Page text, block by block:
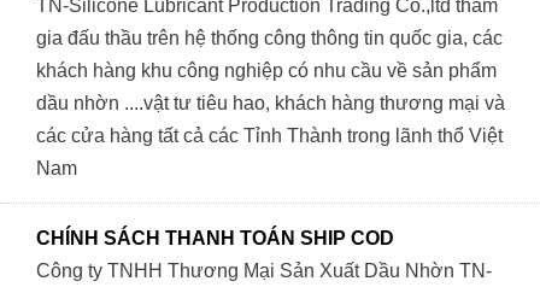
TN-Silicone Lubricant Production Trading Co.,ltd tham
gia đấu thầu trên hệ thống công thông tin quốc gia, các
khách hàng khu công nghiệp có nhu cầu về sản phẩm
dầu nhờn ....vật tư tiêu hao, khách hàng thương mại và
các cửa hàng tất cả các Tỉnh Thành trong lãnh thổ Việt
Nam
CHÍNH SÁCH THANH TOÁN SHIP COD
Công ty TNHH Thương Mại Sản Xuất Dầu Nhờn TN-